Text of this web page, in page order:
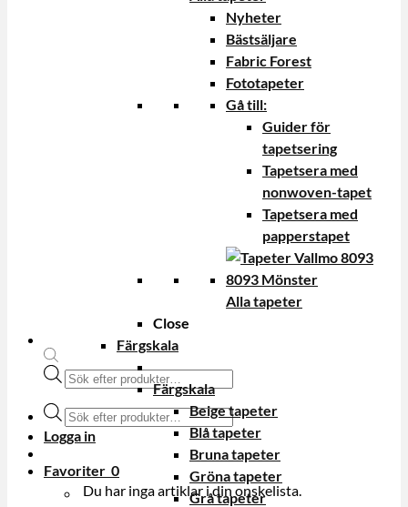
Produktsökning
Produktsökning
Logga in
Favoriter 0
Du har inga artiklar i din onskelista.
Nyheter
Bästsäljare
Fabric Forest
Fototapeter
Gå till:
Guider för
tapetsering
Tapetsera med
nonwoven-tapet
Tapetsera med
papperstapet
Alla tapeter
Close
Färgskala
Färgskala
Beige tapeter
Blå tapeter
Bruna tapeter
Gröna tapeter
Grå tapeter